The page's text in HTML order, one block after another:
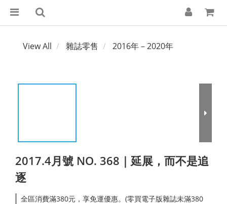
View All 雜誌零售 2016年－2020年
2017.4月號 NO. 368｜延展，而不是追
逐
全區消費滿380元，享免運優惠。(零買電子版雜誌未滿380